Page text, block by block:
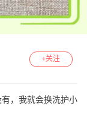
+关注
，我就会换洗护小